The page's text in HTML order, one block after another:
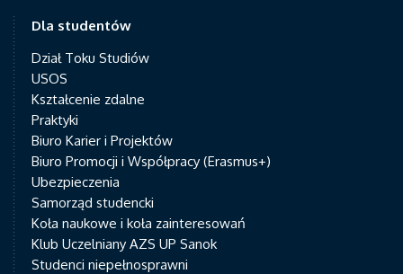
Dla studentów
Dział Toku Studiów
USOS
Kształcenie zdalne
Praktyki
Biuro Karier i Projektów
Biuro Promocji i Współpracy (Erasmus+)
Ubezpieczenia
Samorząd studencki
Koła naukowe i koła zainteresowań
Klub Uczelniany AZS UP Sanok
Studenci niepełnosprawni